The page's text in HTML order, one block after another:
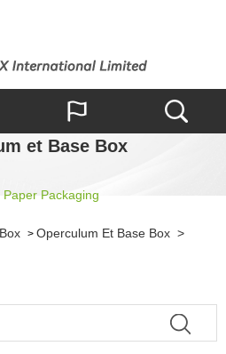
et Base Box
Paper Packaging
> Operculum Et Base Box >